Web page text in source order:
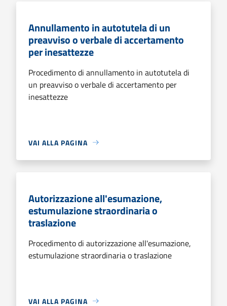
Annullamento in autotutela di un
preavviso o verbale di accertamento
per inesattezze
Procedimento di annullamento in autotutela di
un preavviso o verbale di accertamento per
inesattezze
VAI ALLA PAGINA
Autorizzazione all'esumazione,
estumulazione straordinaria o
traslazione
Procedimento di autorizzazione all'esumazione,
estumulazione straordinaria o traslazione
VAI ALLA PAGINA